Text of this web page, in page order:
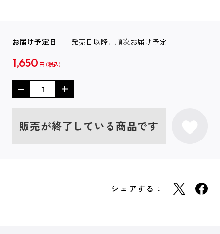
お届け予定日 発売日以降、順次お届け予定
1,650 円
販売が終了している商品です
シェアする：